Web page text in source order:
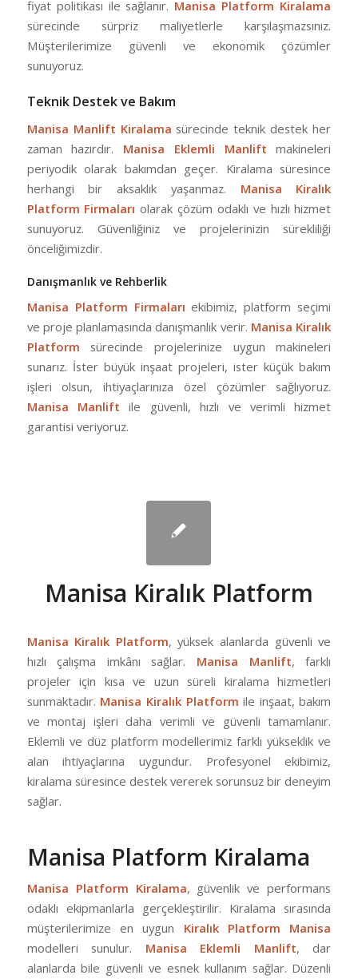
fiyat politikası ile sağlanır. Manisa Platform Kiralama
sürecinde sürpriz maliyetlerle karşılaşmazsınız.
Müşterilerimize güvenli ve ekonomik çözümler
sunuyoruz.
Teknik Destek ve Bakım
Manisa Manlift Kiralama sürecinde teknik destek her
zaman hazırdır. Manisa Eklemli Manlift makineleri
periyodik olarak bakımdan geçer. Kiralama süresince
herhangi bir aksaklık yaşanmaz. Manisa Kiralık
Platform Firmaları olarak çözüm odaklı ve hızlı hizmet
sunuyoruz. Güvenliğiniz ve projelerinizin sürekliliği
önceliğimizdir.
Danışmanlık ve Rehberlik
Manisa Platform Firmaları ekibimiz, platform seçimi
ve proje planlamasında danışmanlık verir. Manisa Kiralık
Platform sürecinde projelerinize uygun makineleri
sunarız. İster büyük inşaat projeleri, ister küçük bakım
işleri olsun, ihtiyaçlarınıza özel çözümler sağlıyoruz.
Manisa Manlift ile güvenli, hızlı ve verimli hizmet
garantisi veriyoruz.
Manisa Kiralık Platform
Manisa Kiralık Platform, yüksek alanlarda güvenli ve
hızlı çalışma imkânı sağlar. Manisa Manlift, farklı
projeler için kısa ve uzun süreli kiralama hizmetleri
sunmaktadır. Manisa Kiralık Platform ile inşaat, bakım
ve montaj işleri daha verimli ve güvenli tamamlanır.
Eklemli ve düz platform modellerimiz farklı yükseklik ve
alan ihtiyaçlarına uygundur. Profesyonel ekibimiz,
kiralama süresince destek vererek sorunsuz bir deneyim
sağlar.
Manisa Platform Kiralama
Manisa Platform Kiralama, güvenlik ve performans
odaklı ekipmanlarla gerçekleştirilir. Kiralama sırasında
müşterilerimize en uygun Kiralık Platform Manisa
modelleri sunulur. Manisa Eklemli Manlift, dar
alanlarda bile güvenli ve esnek kullanım sağlar. Düzenli